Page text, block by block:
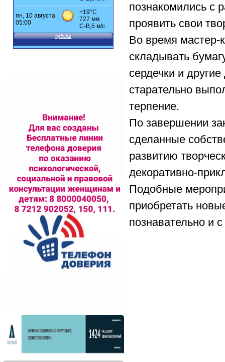
познакомились с
проявить свои
Во время мастер-
складывать
сердечки и
старательно
терпение.
По завершении
сделанные
развитию
декоративно-
Подобные
приобретать
познавательно и